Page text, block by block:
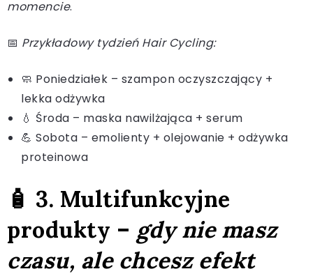
momencie.
📅 Przykładowy tydzień Hair Cycling:
🧼 Poniedziałek – szampon oczyszczający +
lekka odżywka
💧 Środa – maska nawilżająca + serum
💪 Sobota – emolienty + olejowanie + odżywka
proteinowa
🧴 3. Multifunkcyjne
produkty – gdy nie masz
czasu, ale chcesz efekt